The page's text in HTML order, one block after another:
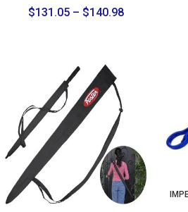
$131.05 – $140.98Price